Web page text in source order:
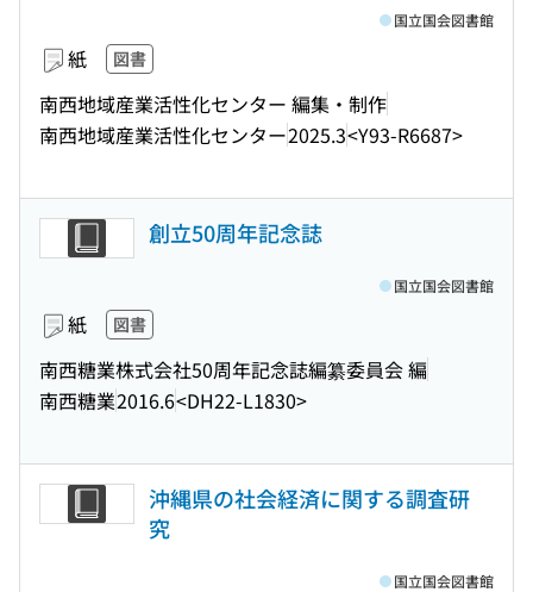
紙 図書
南西地域産業活性化センター 編集・制作
南西地域産業活性化センター2025.3<Y93-R6687>
国立国会図書館
創立50周年記念誌
紙 図書
南西糖業株式会社50周年記念誌編纂委員会 編
南西糖業2016.6<DH22-L1830>
国立国会図書館
沖縄県の社会経済に関する調査研
究
国立国会図書館